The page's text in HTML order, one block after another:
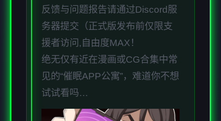
反馈与问题报告请通过Discord服
务器提交（正式版发布前仅限支
援者访问,自由度MAX！
绝无仅有近在漫画或CG合集中常
见的“催眠APP公寓”，难道你不想
试试看吗…